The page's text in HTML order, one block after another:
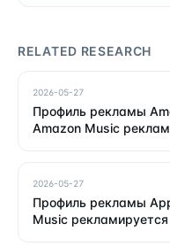
RELATED RESEARCH
2026-05-27
Профиль рекламы
Amazon Music
2026-05-27
Профиль рекламы
Music